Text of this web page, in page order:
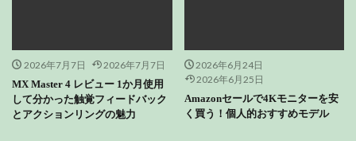
2026年7月7日
2026年7月7日
MX Master 4 レビュー 1か月使用
して分かった触覚フィードバック
とアクションリングの魅力
2026年6月24日
2026年6月25日
Amazonセールで4Kモニターを安
く買う！個人的おすすめモデル